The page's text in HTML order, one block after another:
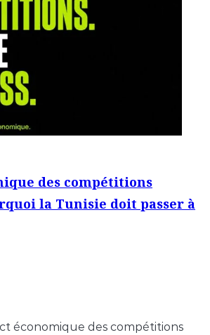
des compétitions
la Tunisie doit passer à
économique des compétitions